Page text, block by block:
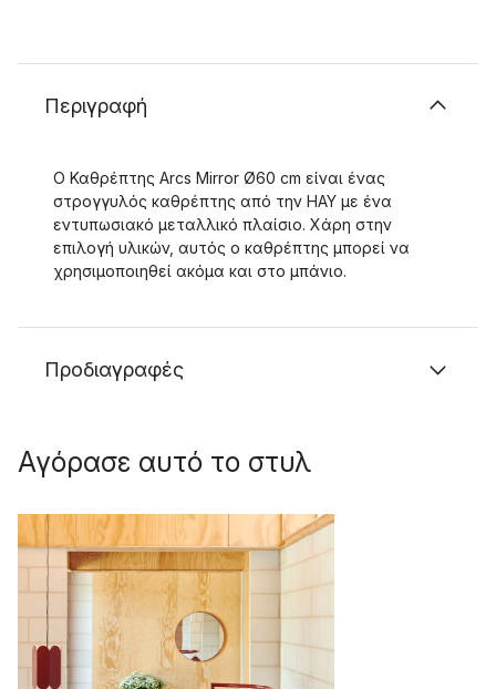
Περιγραφή
Ο Καθρέπτης Arcs Mirror Ø60 cm είναι ένας
στρογγυλός καθρέπτης από την HAY με ένα
εντυπωσιακό μεταλλικό πλαίσιο. Χάρη στην
επιλογή υλικών, αυτός ο καθρέπτης μπορεί να
χρησιμοποιηθεί ακόμα και στο μπάνιο.
Προδιαγραφές
Αγόρασε αυτό το στυλ